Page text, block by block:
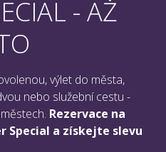
- AŽ
výlet do města,
nebo služební cestu -
Rezervace na
Special a získejte slevu